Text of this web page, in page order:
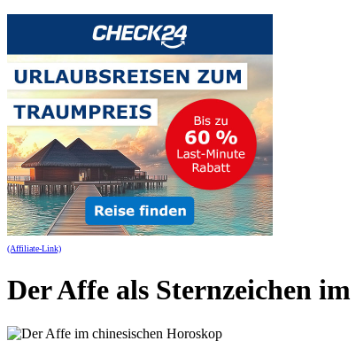
(Affiliate-Link)
Der Affe als Sternzeichen